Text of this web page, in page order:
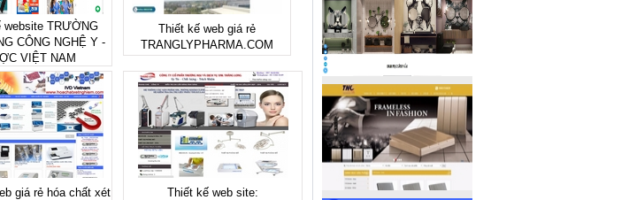
website TRƯỜNG
CÔNG NGHỆ Y -
VIỆT NAM
Thiết kế web giá rẻ
TRANGLYPHARMA.COM
giá rẻ hóa chất xét
Thiết kế web site: